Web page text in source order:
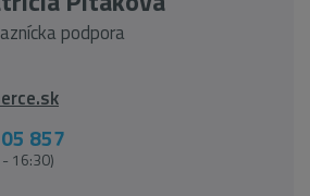
podpora
857
16:30)